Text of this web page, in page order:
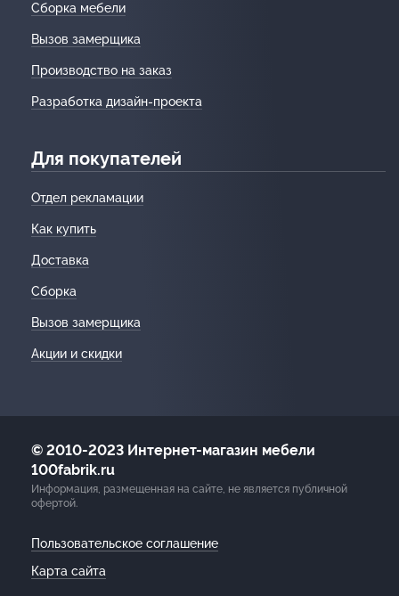
Сборка мебели
Вызов замерщика
Производство на заказ
Разработка дизайн-проекта
Для покупателей
Отдел рекламации
Как купить
Доставка
Сборка
Вызов замерщика
Акции и скидки
© 2010-2023 Интернет-магазин мебели
100fabrik.ru
Информация, размещенная на сайте, не является публичной
офертой.
Пользовательское соглашение
Карта сайта